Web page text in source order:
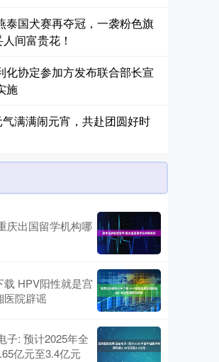
泰国犬赛再夺冠，一袭粉色旗
间富贵花！
化协定参加方发布联合部长宣
施
满满闹元宵，共赴团圆好时
庆出国留学机构哪
载 HPV阳性就是宫
医院辟谣
子: 预计2025年全
亿元至3.4亿元